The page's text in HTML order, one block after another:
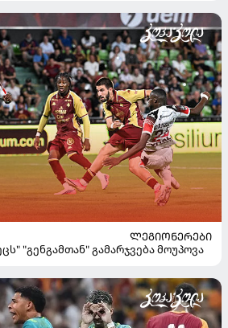
ᲚᲔᲒᲘᲝᲜᲔᲠᲔᲑᲘ
"გენგამთან" გამარჯვება მოუპოვა